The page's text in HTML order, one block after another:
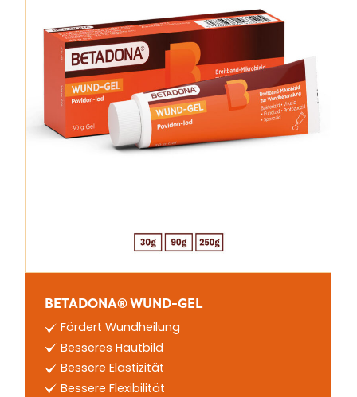
BETADONA® WUND-GEL
Fördert Wundheilung
Besseres Hautbild
Bessere Elastizität
Bessere Flexibilität